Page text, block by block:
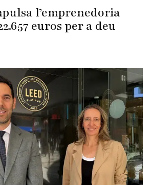
l’emprenedoria
euros per a deu